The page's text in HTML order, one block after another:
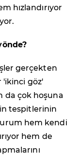
hızlandırıyor
gerçekten
'ikinci göz'
da çok hoşuna
tespitlerinin
hem kendi
hem de